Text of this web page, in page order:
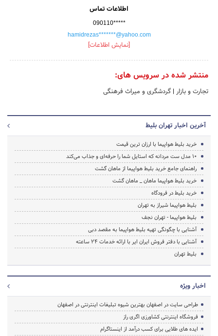
اطلاعات تماس
090110*****
hamidrezas*******@yahoo.com
[نمایش اطلاعات]
منتشر شده در سرویس های:
تجارت و بازار | گردشگری و میراث فرهنگی
آخرین اخبار تهران بلیط
خرید بلیط هواپیما با ارزان ترین قیمت
۱۰ مدل ست مردانه که استایل شما را حرفه‌ای و جذاب می‌کند
راهنمای جامع خرید بلیط هواپیما از ماهان گشت
خرید بلیط هواپیما ماهان _ ماهان گشت
خرید بلیط در فرودگاه
بلیط هواپیما شیراز به تهران
بلیط هواپیما - تهران نجف
آشنایی با چگونگی تهیه بلیط هواپیما به مقصد دبی
آشنایی با دفتر فروش ایران ایر با ارائه خدمات 24 ساعته
بلیط تهران
اخبار ویژه
طراحی سایت در اصفهان بهترین شیوه تبلیغات اینترنتی در اصفهان
فروشگاه اینترنتی کشاورزی اگری راز
ایده های طلایی برای کسب درآمد از اینستاگرام